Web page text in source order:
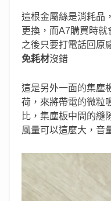
這根金屬絲是消耗品
更換，而A7購買時
之後只要打電話回原
免耗材沒錯
這是另外一面的集塵
荷，來將帶電的微粒
比，集塵板中間的縫
風量可以這麼大，音